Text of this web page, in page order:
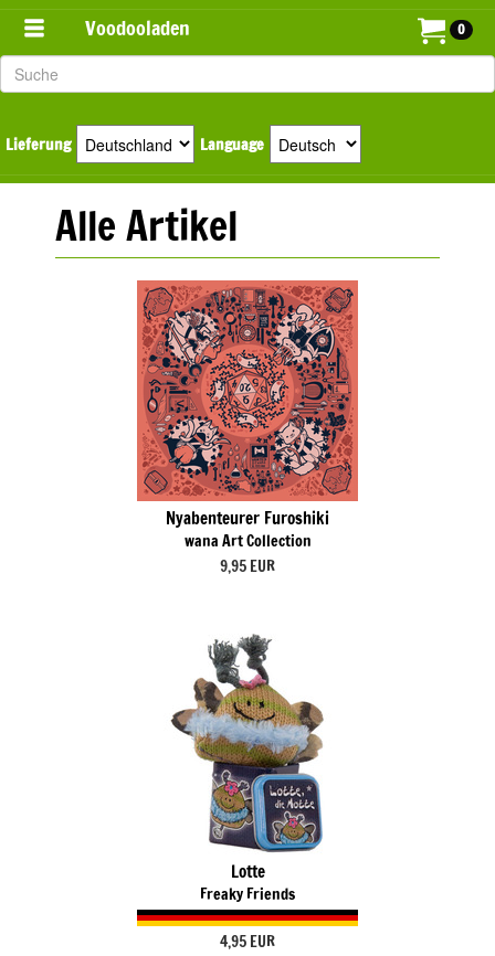
Voodooladen
Lieferung Language
0
Alle Artikel
Monstrus
(Not so) Scary Monsters
Alle Artikel
Nyabenteurer Furoshiki
wana Art Collection
9,95 EUR
Lotte
Freaky Friends
4,95 EUR